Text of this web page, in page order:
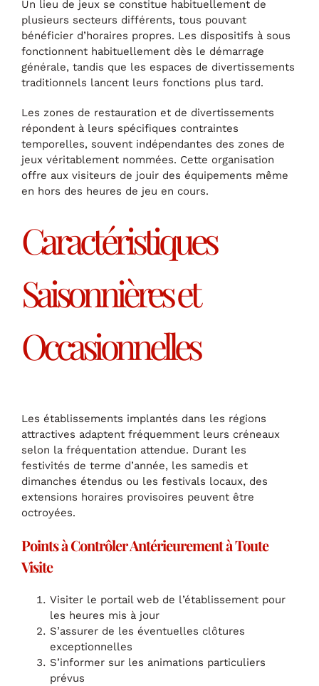
Un lieu de jeux se constitue habituellement de
plusieurs secteurs différents, tous pouvant
bénéficier d’horaires propres. Les dispositifs à sous
fonctionnent habituellement dès le démarrage
générale, tandis que les espaces de divertissements
traditionnels lancent leurs fonctions plus tard.
Les zones de restauration et de divertissements
répondent à leurs spécifiques contraintes
temporelles, souvent indépendantes des zones de
jeux véritablement nommées. Cette organisation
offre aux visiteurs de jouir des équipements même
en hors des heures de jeu en cours.
Caractéristiques
Saisonnières et
Occasionnelles
Les établissements implantés dans les régions
attractives adaptent fréquemment leurs créneaux
selon la fréquentation attendue. Durant les
festivités de terme d’année, les samedis et
dimanches étendus ou les festivals locaux, des
extensions horaires provisoires peuvent être
octroyées.
Points à Contrôler Antérieurement à Toute
Visite
Visiter le portail web de l’établissement pour
les heures mis à jour
S’assurer de les éventuelles clôtures
exceptionnelles
S’informer sur les animations particuliers
prévus